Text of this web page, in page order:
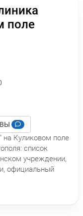
поле
на Куликовом поле
список
учреждении,
официальный